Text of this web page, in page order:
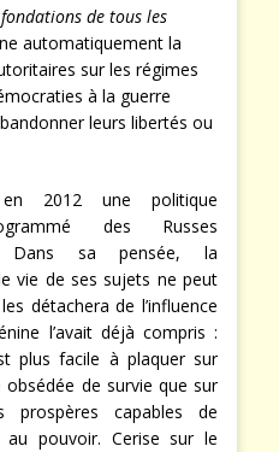
de tous les
automatiquement la
sur les régimes
à la guerre
leurs libertés ou
2012 une politique
des Russes
Dans sa pensée, la
vie de ses sujets ne peut
détachera de l’influence
l’avait déjà compris :
plus facile à plaquer sur
de survie que sur
capables de
pouvoir. Cerise sur le